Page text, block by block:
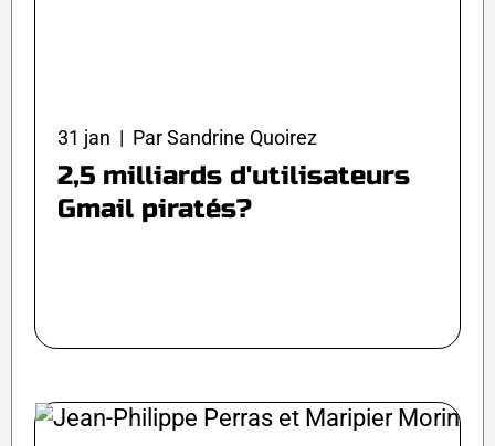
31 jan | Par Sandrine Quoirez
2,5 milliards d'utilisateurs
Gmail piratés?